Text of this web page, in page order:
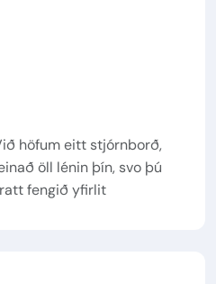
höfum eitt stjórnborð,
öll lénin þín, svo þú
fengið yfirlit